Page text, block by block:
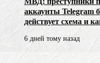
аккаунты
действует схема и
6 дней тому назад